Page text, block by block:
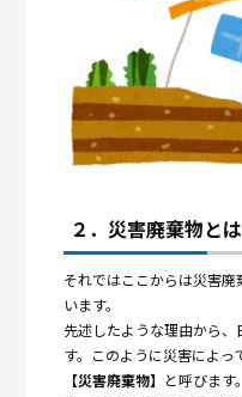
２．災害廃棄物とは
それではここからは災害
います。
先述したような理由から
す。このように災害によっ
【災害廃棄物】 と呼びます